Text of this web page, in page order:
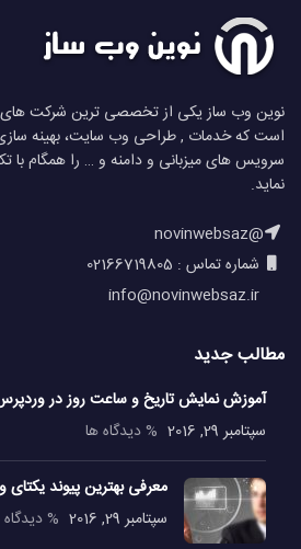
نوین وب ساز یکی از تخصصی ترین شرکت
است که خدمات , طراحی وب سایت، بهینه سازی
سرویس های میزبانی و دامنه و … را همگام با
نماید.
@novinwebsaz
شماره تماس : 02166719805
مطالب جدید
آموزش نمایش تاریخ و ساعت روز در
سپتامبر 29, 2016
% دیدگاه ها
معرفی بهترین پیوند
سپتامبر 29, 2016
%